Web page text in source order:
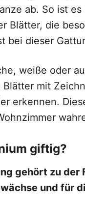
ab. So ist es
Blätter, die
bei dieser
weiße oder
Blätter mit
erkennen.
giftig?
gehört zu der
und für